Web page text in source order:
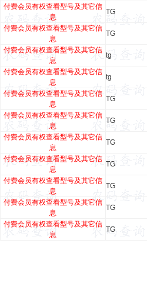
付费会员有权查看型号及其它信
息
TG
付费会员有权查看型号及其它信
息
TG
付费会员有权查看型号及其它信
息
tg
付费会员有权查看型号及其它信
息
tg
付费会员有权查看型号及其它信
息
TG
付费会员有权查看型号及其它信
息
TG
付费会员有权查看型号及其它信
息
TG
付费会员有权查看型号及其它信
息
TG
付费会员有权查看型号及其它信
息
TG
付费会员有权查看型号及其它信
息
TG
付费会员有权查看型号及其它信
息
TG